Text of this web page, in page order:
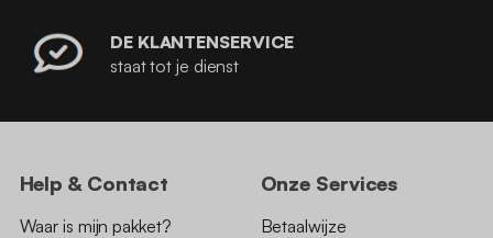
DE KLANTENSERVICE
staat tot je dienst
Help & Contact
Waar is mijn pakket?
Onze Services
Betaalwijze